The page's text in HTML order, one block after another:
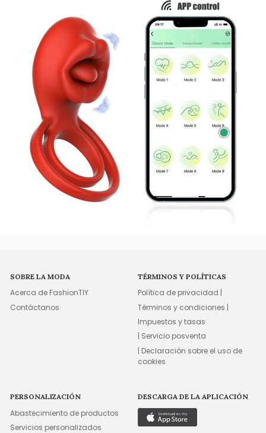
SOBRE LA MODA
Acerca de FashionTIY
Contáctanos
TÉRMINOS Y POLÍTICAS
Política de privacidad |
Términos y condiciones |
Impuestos y tasas
| Servicio posventa
| Declaración sobre el uso de
cookies
PERSONALIZACIÓN
Abastecimiento de productos
Servicios personalizados
DESCARGA DE LA APLICACIÓN